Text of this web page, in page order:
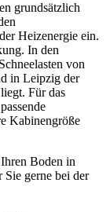
grundsätzlich
Heizenergie ein.
In den
von
in Leipzig der
Für das
Kabinengröße
Boden in
Sie gerne bei der